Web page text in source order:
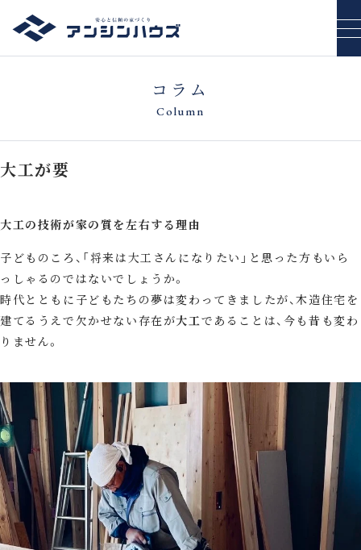
コラム
Column
大工が要
大工の技術が家の質を左右する理由
子どものころ、「将来は大工さんになりたい」と思った方もいら
っしゃるのではないでしょうか。
時代とともに子どもたちの夢は変わってきましたが、木造住宅を
建てるうえで欠かせない存在が大工であることは、今も昔も変わ
りません。